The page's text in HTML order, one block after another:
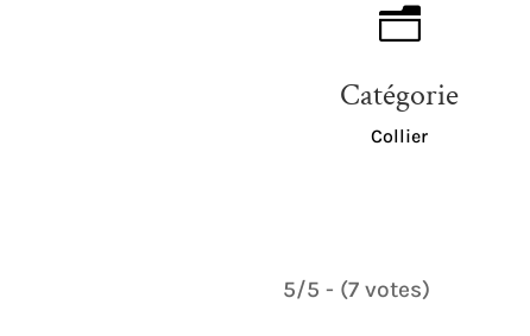
n
Catégorie
Collier
5/5 - (7 votes)